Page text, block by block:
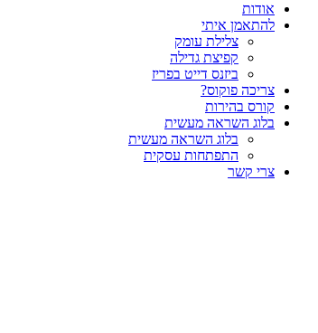
אודות
להתאמן איתי
צלילת עומק
קפיצת גדילה
ביזנס דייט בפריז
צריכה פוקוס?
קורס בהירות
בלוג השראה מעשית
בלוג השראה מעשית
התפתחות עסקית
צרי קשר